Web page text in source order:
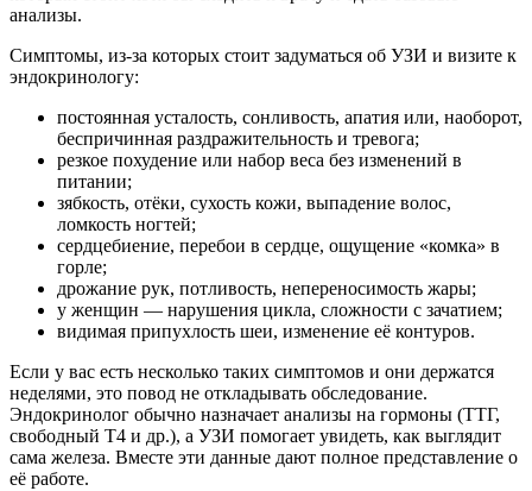
анализы.
Симптомы, из-за которых стоит задуматься об УЗИ и визите к
эндокринологу:
постоянная усталость, сонливость, апатия или, наоборот,
беспричинная раздражительность и тревога;
резкое похудение или набор веса без изменений в
питании;
зябкость, отёки, сухость кожи, выпадение волос,
ломкость ногтей;
сердцебиение, перебои в сердце, ощущение «комка» в
горле;
дрожание рук, потливость, непереносимость жары;
у женщин — нарушения цикла, сложности с зачатием;
видимая припухлость шеи, изменение её контуров.
Если у вас есть несколько таких симптомов и они держатся
неделями, это повод не откладывать обследование.
Эндокринолог обычно назначает анализы на гормоны (ТТГ,
свободный Т4 и др.), а УЗИ помогает увидеть, как выглядит
сама железа. Вместе эти данные дают полное представление о
её работе.